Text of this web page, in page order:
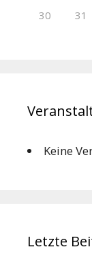
30 31
Keine
Letzte